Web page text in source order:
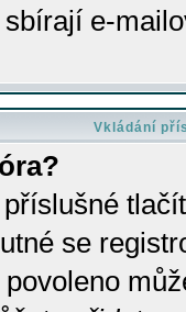
e-
Vkládání
se